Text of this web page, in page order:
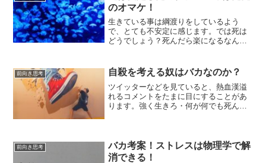
のオマケ！
生きている事は綱渡りをしているよう
で、とても不安定に感じます。では死は
どうでしょう？死んだら楽になるなんて
と考えた場合、死とは、あり得なかった
状態に還る事なのではないか
前向き思考 自殺を考える奴はバカなのか？
ツイッターなどを見ていると、熱血漢溢
れるコメントをたまに目にすることがあ
ります。強く生きろ・何が何でも死んで
考えてみました。
前向き思考
バカ考案！ストレスは物理学で解
消できる！